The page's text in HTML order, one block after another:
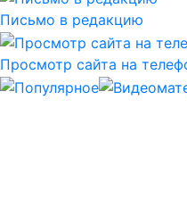
Письмо в редакцию
Просмотр сайта на